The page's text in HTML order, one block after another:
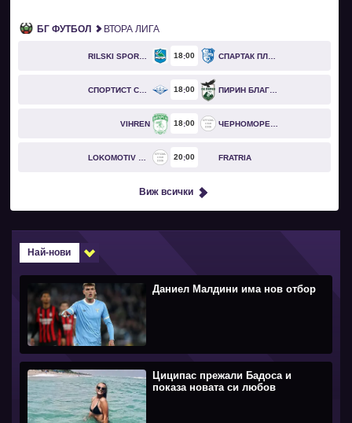
БГ ФУТБОЛ ВТОРА ЛИГА
RILSKI SPORTIST 18 00 СПАРТАК ПЛЕВЕН
СПОРТИСТ СВОГЕ 18 00 ПИРИН БЛАГОЕВГРАД
VIHREN 18 00 ЧЕРНОМОРЕЦ БУРГАС
LOKOMOTIV GO 20 00 FRATRIA
Виж всички
Най-нови
Даниел Малдини има нов отбор
Циципас прежали Бадоса и
показа новата си любов